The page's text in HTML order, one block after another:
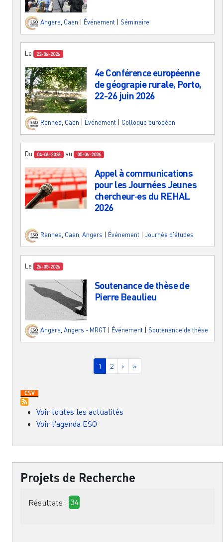
Angers Caen Événement Séminaire
Le 22-06-2026
4e Conférence européenne
de géograpie rurale, Porto,
22-26 juin 2026
Rennes, Caen Événement Colloque européen
Du 04-06-2026 au 05-06-2026
Appel à communications
pour les Journées Jeunes
chercheur·es du REHAL
2026
Rennes Caen Angers Événement Journée d'études
Le 26-05-2026
Soutenance de thèse de
Pierre Beaulieu
Angers Angers - MRGT Événement Soutenance de thèse
Page courante
1 Page
2 Page suivante
› Dernière page
»
Voir toutes les actualités
Voir l'agenda ESO
Projets de Recherche
Résultats : 34